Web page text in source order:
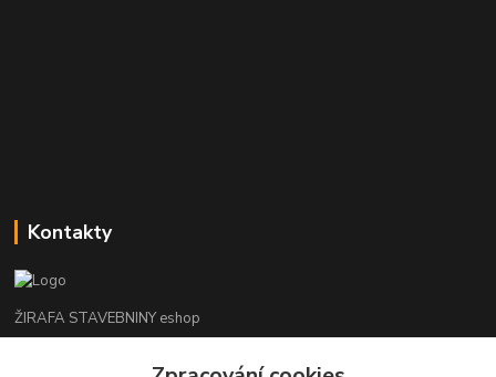
Kontakty
ŽIRAFA STAVEBNINY eshop